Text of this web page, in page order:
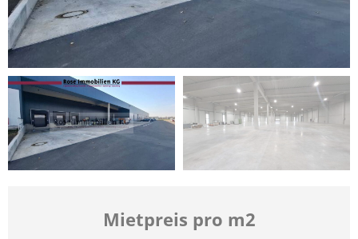
Mietpreis pro m2